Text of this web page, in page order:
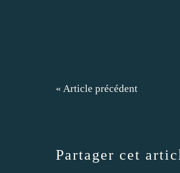
« Article précédent
Partager cet